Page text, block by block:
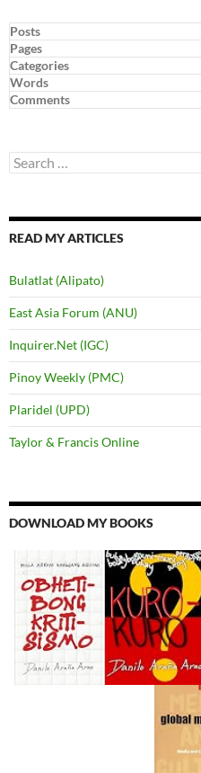
Posts
Pages
Categories
Words
Comments
Search
for:
READ MY ARTICLES
Bulatlat (Alipato)
East Asia Forum (ANU)
Inquirer.Net (IGC)
Pinoy Weekly (PMC)
Plaridel (UPD)
Taylor & Francis Online
DOWNLOAD MY BOOKS